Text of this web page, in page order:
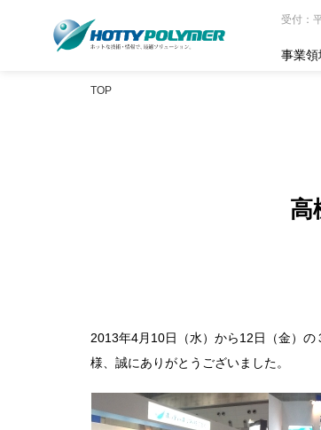
受付：
事業領
TOP
高
2013年4月10日（水）から12日（金）
様、誠にありがとうございました。